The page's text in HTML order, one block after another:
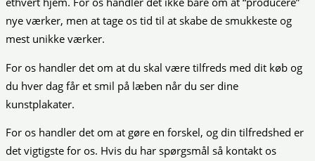
nye værker, men at tage os tid til at skabe de smukkeste og
mest unikke værker.
For os handler det om at du skal være tilfreds med dit køb og
du hver dag får et smil på læben når du ser dine
kunstplakater.
For os handler det om at gøre en forskel, og din tilfredshed er
det vigtigste for os. Hvis du har spørgsmål så kontakt os